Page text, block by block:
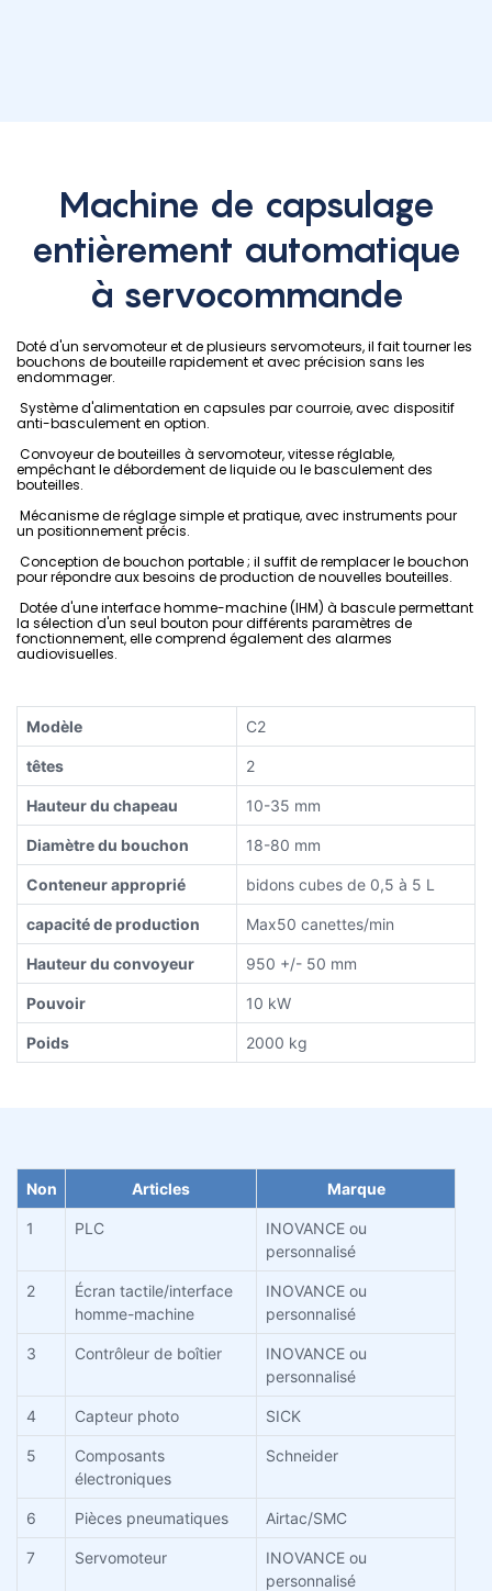
Machine de capsulage
entièrement automatique
à servocommande
Doté d'un servomoteur et de plusieurs servomoteurs, il fait tourner les
bouchons de bouteille rapidement et avec précision sans les
endommager.
Système d'alimentation en capsules par courroie, avec dispositif
anti-basculement en option.
Convoyeur de bouteilles à servomoteur, vitesse réglable,
empêchant le débordement de liquide ou le basculement des
bouteilles.
Mécanisme de réglage simple et pratique, avec instruments pour
un positionnement précis.
Conception de bouchon portable ; il suffit de remplacer le bouchon
pour répondre aux besoins de production de nouvelles bouteilles.
Dotée d'une interface homme-machine (IHM) à bascule permettant
la sélection d'un seul bouton pour différents paramètres de
fonctionnement, elle comprend également des alarmes
audiovisuelles.
Modèle C2
têtes 2
Hauteur du chapeau 10-35 mm
Diamètre du bouchon 18-80 mm
Conteneur approprié bidons cubes de 0,5 à 5 L
capacité de production Max50 canettes/min
Hauteur du convoyeur 950 +/- 50 mm
Pouvoir 10 kW
Poids 2000 kg
Non Articles Marque
1 PLC
INOVANCE ou
personnalisé
2
Écran tactile/interface
homme-machine
INOVANCE ou
personnalisé
3 Contrôleur de boîtier
INOVANCE ou
personnalisé
4 Capteur photo SICK
5
Composants
électroniques
Schneider
6 Pièces pneumatiques Airtac/SMC
7 Servomoteur
INOVANCE ou
personnalisé